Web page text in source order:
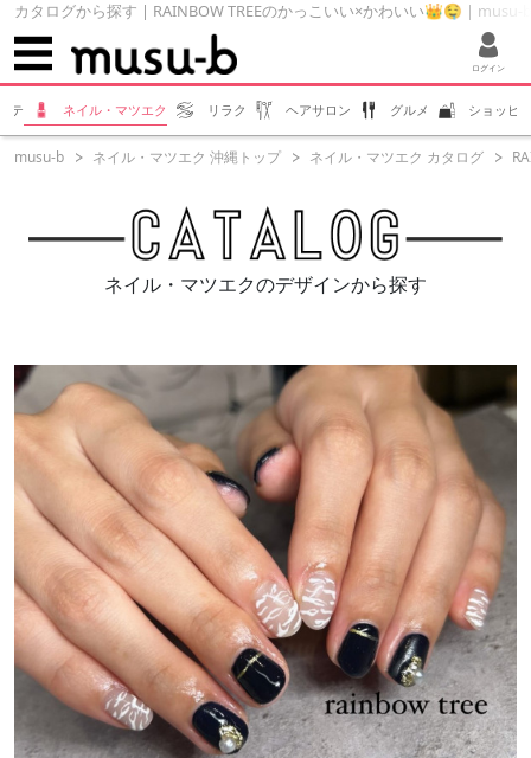
カタログから探す | RAINBOW TREEのかっこいい×かわいい👑🤤 | musu-
ログイン
テ ネイル・マツエク リラク ヘアサロン グルメ ショッピ
musu-b ネイル・マツエク 沖縄トップ ネイル・マツエク カタログ
ネイル・マツエクのデザインから探す